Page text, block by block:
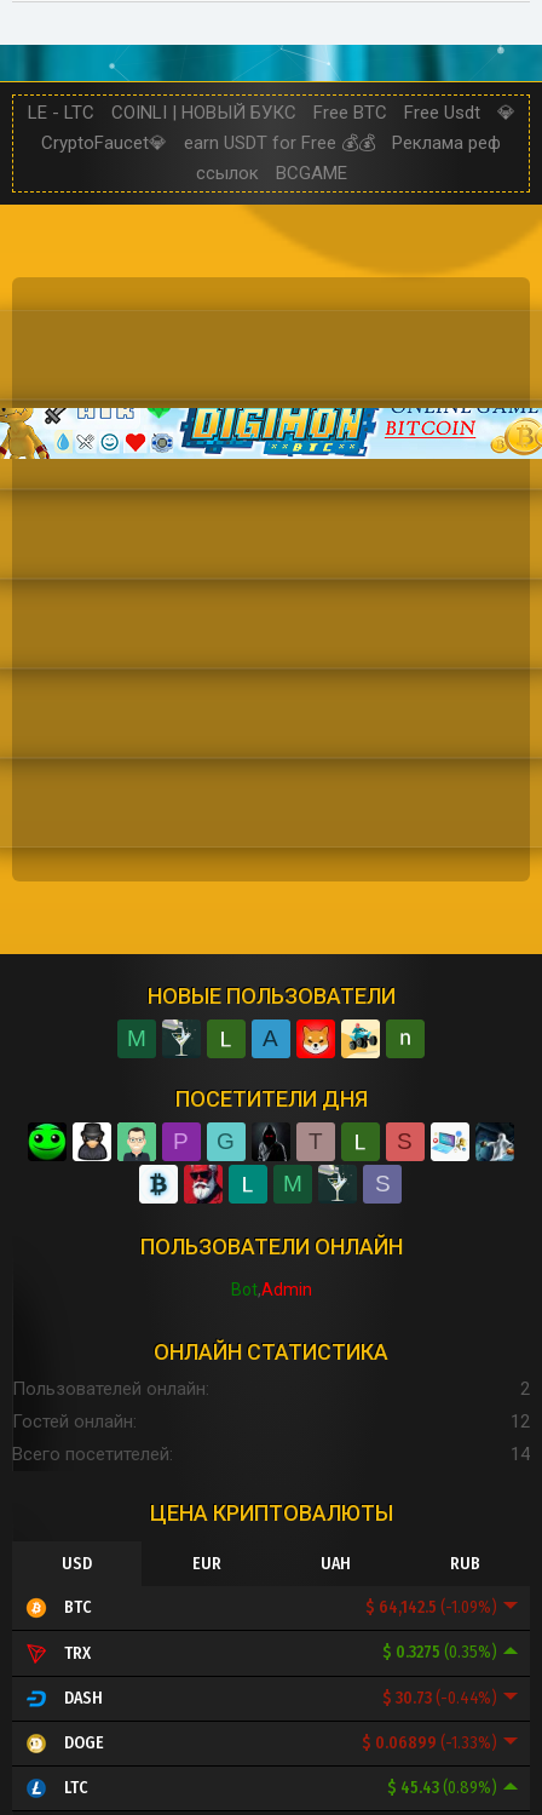
LE - LTC COINLI | НОВЫЙ БУКС Free BTC Free Usdt
💎
CryptoFaucet💎
earn USDT for Free 💰💰
Реклама реф
ссылок
BCGAME
НОВЫЕ ПОЛЬЗОВАТЕЛИ
M A
ПОСЕТИТЕЛИ ДНЯ
P G T
S
M
S
ПОЛЬЗОВАТЕЛИ ОНЛАЙН
Bot Admin
ОНЛАЙН СТАТИСТИКА
Пользователей онлайн
2
Гостей онлайн
12
Всего посетителей
14
ЦЕНА КРИПТОВАЛЮТЫ
USD EUR UAH RUB
$ 64,142.5 (-1.09%)
BTC
$ 0.3275 (0.35%)
TRX
$ 30.73(-0.44%)
DASH
$ 0.06899 (-1.33%)
DOGE
$ 45.43(0.89%)
LTC